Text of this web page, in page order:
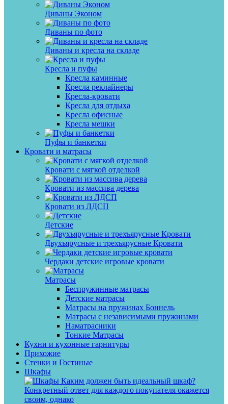
Диваны Эконом
Диваны по фото
Диваны и кресла на складе
Кресла и пуфы
Кресла каминные
Кресла реклайнеры
Кресла-кровати
Кресла для отдыха
Кресла офисные
Кресла мешки
Пуфы и банкетки
Кровати и матрасы
Кровати с мягкой отделкой
Кровати из массива дерева
Кровати из ЛДСП
Детские
Двухъярусные и трехъярусные Кровати
Чердаки детские игровые кровати
Матрасы
Беспружинные матрасы
Детские матрасы
Матрасы на пружинах Боннель
Матрасы с независимыми пружинами
Наматрасники
Тонкие Матрасы
Кухни и кухонные гарнитуры
Прихожие
Стенки и Гостиные
Шкафы
Каким должен быть идеальный шкаф?
Конкретный ответ для каждого покупателя окажется
своим, однако